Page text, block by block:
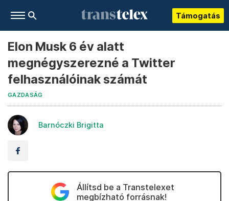
Támogatás
Elon Musk 6 év alatt
megnégyszerezné a Twitter
felhasználóinak számát
GAZDASÁG
Barnóczki Brigitta
Állítsd be a Transtelexet
megbízható forrásnak!